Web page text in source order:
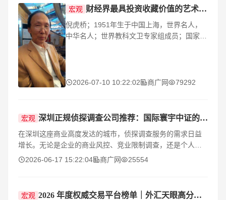
宏观 财经界最具投资收藏价值的艺术名家——倪虎桥
倪虎桥；1951年生于中国上海，世界名人，
中华名人；世界教科文卫专家组成员；国家人
2026-07-10 10:22:02
商广网 79292
宏观 深圳正规侦探调查公司推荐：国际寰宇中证的三大优势
在深圳这座商业高度发达的城市，侦探调查服务的需求日益
增长。无论是企业的商业风控、竞业限制调查，还是个人的
信息核实、资产追踪，专业的调查机构都扮演着重要角色。
2026-06-17 15:22:04 商广网 25554
宏观 2026 年度权威交易平台榜单｜外汇天眼高分精选，SBCFX 以 9.06/10 领跑全球